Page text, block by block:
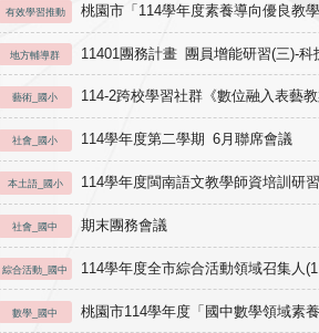
有效學習推動 桃園市「114學年度素養導向優良教
地方輔導群 11401團務計畫 團員增能研習(三)-
藝術_國小 114-2跨校學習社群《數位融入表藝
社會_國小 114學年度第二學期 6月聯席會議
本土語_國小 114學年度閩南語文教學師資培訓研
社會_國中 期末團務會議
綜合活動_國中 114學年度全市綜合活動領域召集人
數學_國中 桃園市114學年度「國中數學領域素